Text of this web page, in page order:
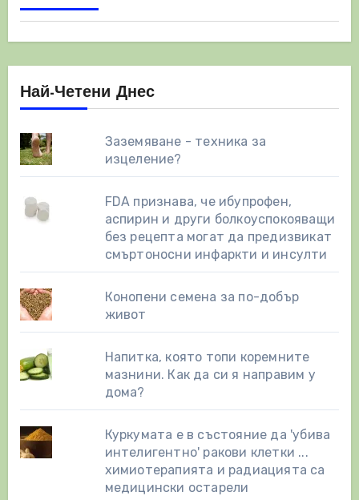
Най-Четени Днес
Заземяване - техника за
изцеление?
FDA признава, че ибупрофен,
аспирин и други болкоуспокояващи
без рецепта могат да предизвикат
смъртоносни инфаркти и инсулти
Конопени семена за по-добър
живот
Напитка, която топи коремните
мазнини. Как да си я направим у
дома?
Куркумата е в състояние да 'убива
интелигентно' ракови клетки ...
химиотерапията и радиацията са
медицински остарели